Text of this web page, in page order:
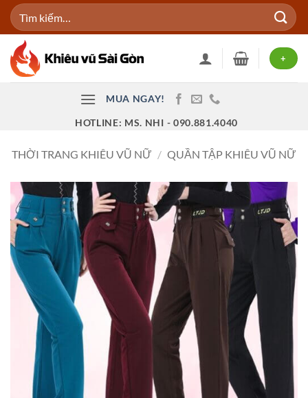
Bỏ
qua
dung
Tìm
kiếm:
+
MUA NGAY!
HOTLINE: MS. NHI - 090.881.4040
THỜI TRANG KHIÊU VŨ NỮ / QUẦN TẬP KHIÊU VŨ NỮ